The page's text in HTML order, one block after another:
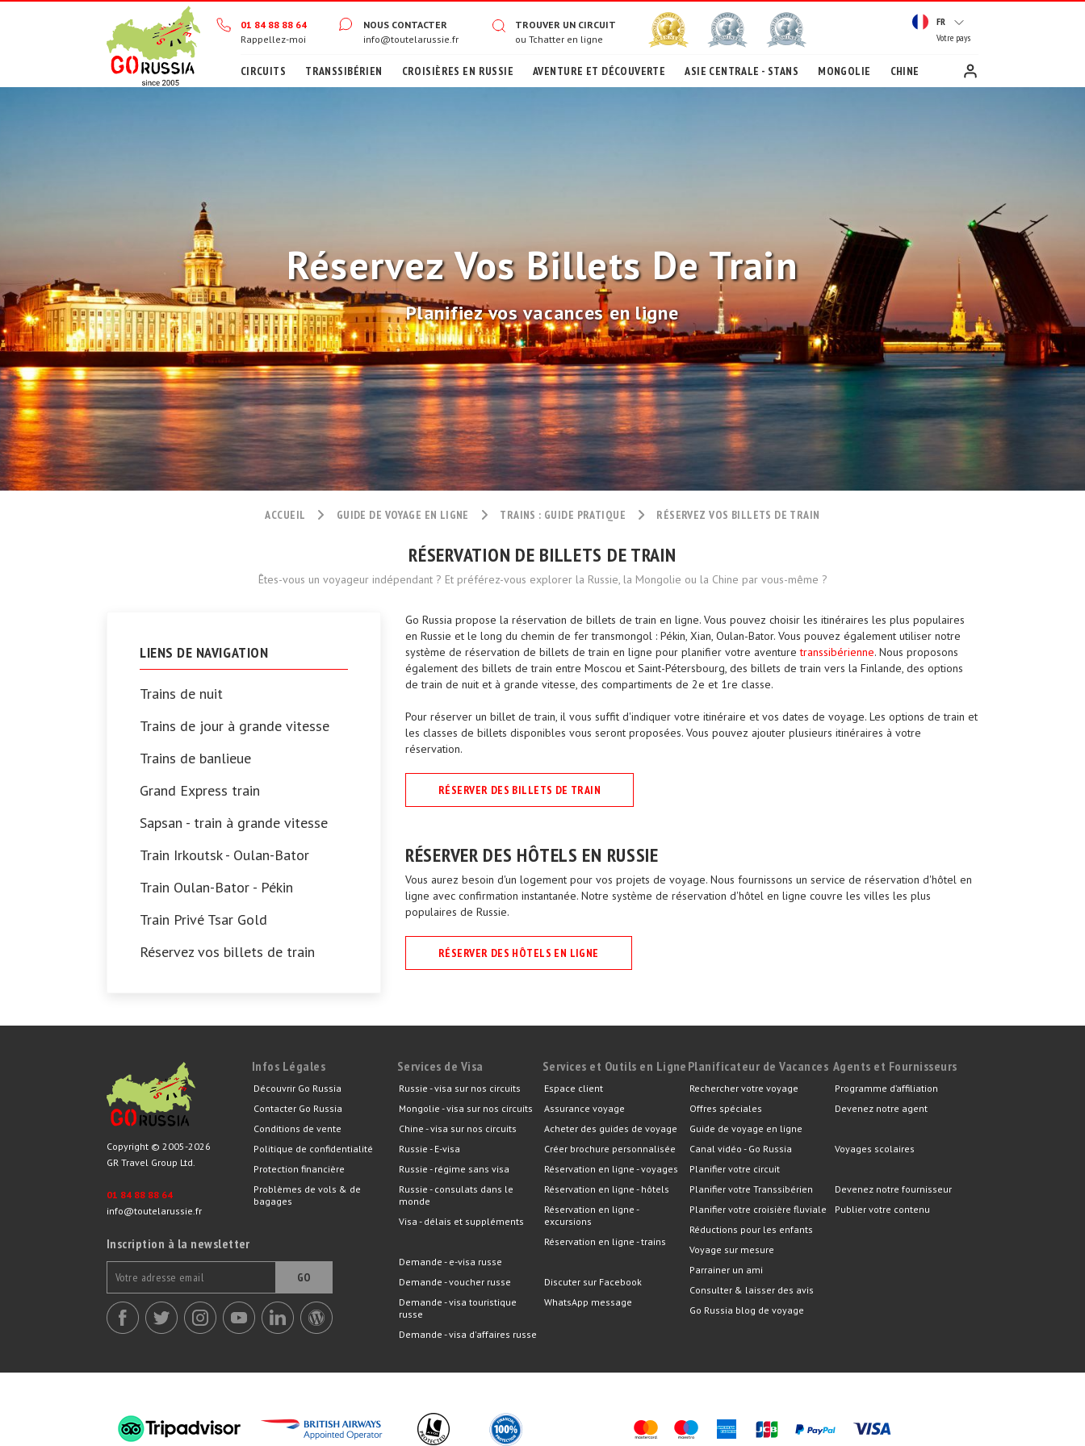
01 84 88 88 64
Rappellez-moi
NOUS CONTACTER
info@toutelarussie.fr
TROUVER UN CIRCUIT
ou Tchatter en ligne
FR
Votre pays
CIRCUITS TRANSSIBÉRIEN CROISIÈRES EN RUSSIE AVENTURE ET DÉCOUVERTE ASIE CENTRALE - STANS MONGOLIE CHINE
Réservez Vos Billets De Train
Planifiez vos vacances en ligne
ACCUEIL GUIDE DE VOYAGE EN LIGNE TRAINS : GUIDE PRATIQUE RÉSERVEZ VOS BILLETS DE TRAIN
RÉSERVATION DE BILLETS DE TRAIN
Êtes-vous un voyageur indépendant ? Et préférez-vous explorer la Russie, la Mongolie ou la Chine par vous-même ?
LIENS DE NAVIGATION
Trains de nuit
Trains de jour à grande vitesse
Trains de banlieue
Grand Express train
Sapsan - train à grande vitesse
Train Irkoutsk - Oulan-Bator
Train Oulan-Bator - Pékin
Train Privé Tsar Gold
Réservez vos billets de train
Go Russia propose la réservation de billets de train en ligne. Vous pouvez choisir les itinéraires les plus populaires
en Russie et le long du chemin de fer transmongol : Pékin, Xian, Oulan-Bator. Vous pouvez également utiliser notre
système de réservation de billets de train en ligne pour planifier votre aventuretranssibérienne. Nous proposons
également des billets de train entre Moscou et Saint-Pétersbourg, des billets de train vers la Finlande, des options
de train de nuit et à grande vitesse, des compartiments de 2e et 1re classe.
Pour réserver un billet de train, il vous suffit d'indiquer votre itinéraire et vos dates de voyage. Les options de train et
les classes de billets disponibles vous seront proposées. Vous pouvez ajouter plusieurs itinéraires à votre
réservation.
RÉSERVER DES BILLETS DE TRAIN
RÉSERVER DES HÔTELS EN RUSSIE
Vous aurez besoin d'un logement pour vos projets de voyage. Nous fournissons un service de réservation d'hôtel en
ligne avec confirmation instantanée. Notre système de réservation d'hôtel en ligne couvre les villes les plus
populaires de Russie.
RÉSERVER DES HÔTELS EN LIGNE
Copyright © 2005-2026
GR Travel Group Ltd.
01 84 88 88 64
info@toutelarussie.fr
Inscription à la newsletter
GO
Infos Légales
Découvrir Go Russia
Contacter Go Russia
Conditions de vente
Politique de confidentialité
Protection financière
Problèmes de vols & de
bagages
Services de Visa
Russie - visa sur nos circuits
Mongolie - visa sur nos circuits
Chine - visa sur nos circuits
Russie - E-visa
Russie - régime sans visa
Russie - consulats dans le
monde
Visa - délais et suppléments
Demande - e-visa russe
Demande - voucher russe
Demande - visa touristique
russe
Demande - visa d'affaires russe
Services et Outils en Ligne
Espace client
Assurance voyage
Acheter des guides de voyage
Créer brochure personnalisée
Réservation en ligne - voyages
Réservation en ligne - hôtels
Réservation en ligne -
excursions
Réservation en ligne - trains
Discuter sur Facebook
WhatsApp message
Planificateur de Vacances
Rechercher votre voyage
Offres spéciales
Guide de voyage en ligne
Canal vidéo - Go Russia
Planifier votre circuit
Planifier votre Transsibérien
Planifier votre croisière fluviale
Réductions pour les enfants
Voyage sur mesure
Parrainer un ami
Consulter & laisser des avis
Go Russia blog de voyage
Agents et Fournisseurs
Programme d’affiliation
Devenez notre agent
Voyages scolaires
Devenez notre fournisseur
Publier votre contenu